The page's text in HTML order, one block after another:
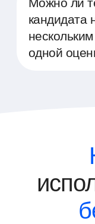
процесса
учетных
компании,
сотрудникам
кандидата
одной
потенциале